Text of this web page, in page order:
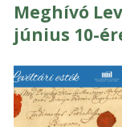
Meghívó
június 10-